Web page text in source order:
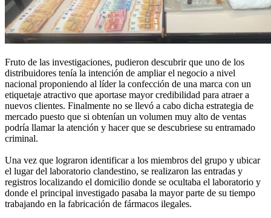
Fruto de las investigaciones, pudieron descubrir que uno de los
distribuidores tenía la intención de ampliar el negocio a nivel
nacional proponiendo al líder la confección de una marca con un
etiquetaje atractivo que aportase mayor credibilidad para atraer a
nuevos clientes. Finalmente no se llevó a cabo dicha estrategia de
mercado puesto que si obtenían un volumen muy alto de ventas
podría llamar la atención y hacer que se descubriese su entramado
criminal.
Una vez que lograron identificar a los miembros del grupo y ubicar
el lugar del laboratorio clandestino, se realizaron las entradas y
registros localizando el domicilio donde se ocultaba el laboratorio y
donde el principal investigado pasaba la mayor parte de su tiempo
trabajando en la fabricación de fármacos ilegales.